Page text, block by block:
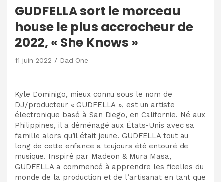
GUDFELLA sort le morceau
house le plus accrocheur de
2022, « She Knows »
11 juin 2022 Dad One
Kyle Dominigo, mieux connu sous le nom de
DJ/producteur « GUDFELLA », est un artiste
électronique basé à San Diego, en Californie. Né aux
Philippines, il a déménagé aux États-Unis avec sa
famille alors qu’il était jeune. GUDFELLA tout au
long de cette enfance a toujours été entouré de
musique. Inspiré par Madeon & Mura Masa,
GUDFELLA a commencé à apprendre les ficelles du
monde de la production et de l’artisanat en tant que